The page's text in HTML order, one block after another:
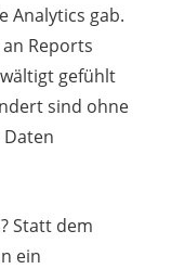
Analytics gab.
Reports
gefühlt
sind ohne
Statt dem
ein